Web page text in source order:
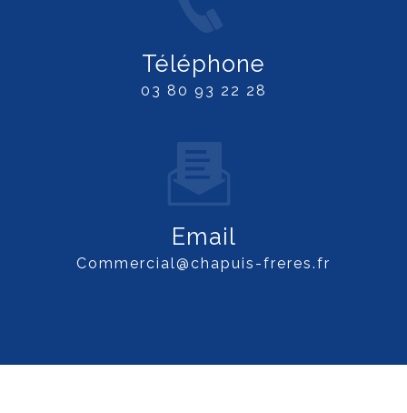
Téléphone
03 80 93 22 28
Email
commercial@chapuis-freres.fr